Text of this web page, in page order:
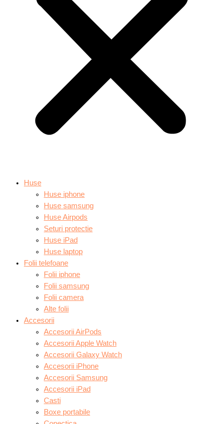
Huse
Huse iphone
Huse samsung
Huse Airpods
Seturi protectie
Huse iPad
Huse laptop
Folii telefoane
Folii iphone
Folii samsung
Folii camera
Alte folii
Accesorii
Accesorii AirPods
Accesorii Apple Watch
Accesorii Galaxy Watch
Accesorii iPhone
Accesorii Samsung
Accesorii iPad
Casti
Boxe portabile